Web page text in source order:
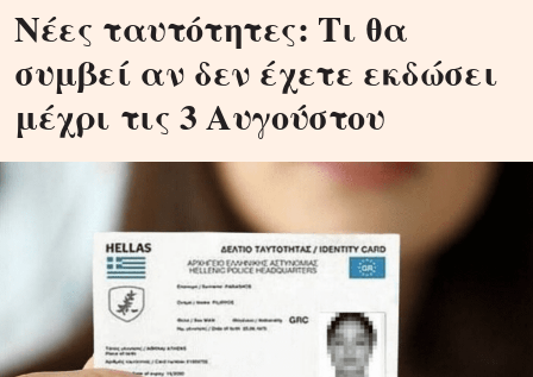
Νέες ταυτότητες: Τι θα
συμβεί αν δεν έχετε εκδώσει
μέχρι τις 3 Αυγούστου